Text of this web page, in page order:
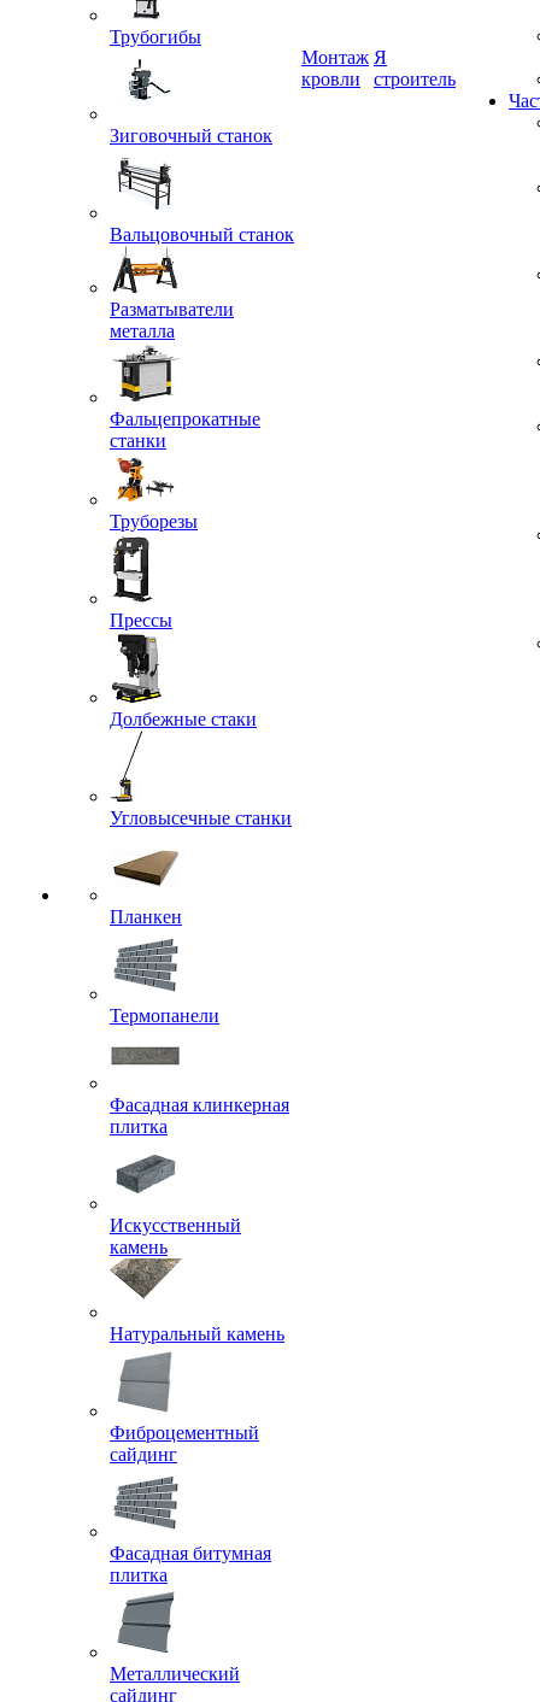
Трубогибы
Зиговочный станок
Вальцовочный станок
Разматыватели
металла
Фальцепрокатные
станки
Труборезы
Прессы
Долбежные стаки
Угловысечные станки
Планкен
Термопанели
Фасадная клинкерная
плитка
Искусственный
камень
Натуральный камень
Фиброцементный
сайдинг
Фасадная битумная
плитка
Металлический
сайдинг
Монтаж
Я